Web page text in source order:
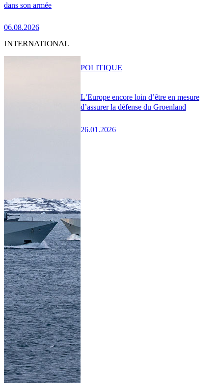
dans son armée
06.08.2026
INTERNATIONAL
L’Europe encore loin d’être en mesure
d’assurer la défense du Groenland
26.01.2026
POLITIQUE